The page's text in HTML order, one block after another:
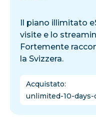
Il piano illimitato
visite e lo
Fortemente
la Svizzera.
Acquistato:
unlimited-10-days-